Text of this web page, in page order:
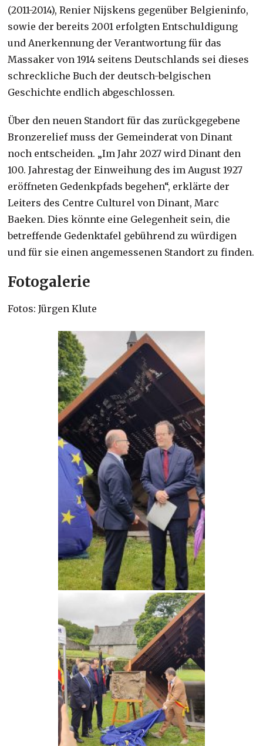
(2011-2014), Renier Nijskens gegenüber Belgieninfo,
sowie der bereits 2001 erfolgten Entschuldigung
und Anerkennung der Verantwortung für das
Massaker von 1914 seitens Deutschlands sei dieses
schreckliche Buch der deutsch-belgischen
Geschichte endlich abgeschlossen.
Über den neuen Standort für das zurückgegebene
Bronzerelief muss der Gemeinderat von Dinant
noch entscheiden. „Im Jahr 2027 wird Dinant den
100. Jahrestag der Einweihung des im August 1927
eröffneten Gedenkpfads begehen“, erklärte der
Leiters des Centre Culturel von Dinant, Marc
Baeken. Dies könnte eine Gelegenheit sein, die
betreffende Gedenktafel gebührend zu würdigen
und für sie einen angemessenen Standort zu finden.
Fotogalerie
Fotos: Jürgen Klute